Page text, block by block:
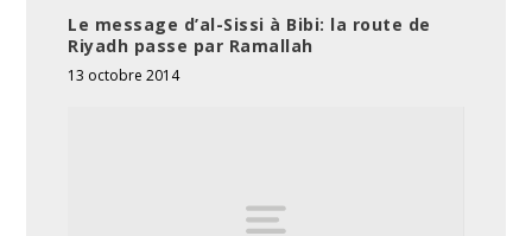
Le message d’al-Sissi à Bibi: la route de
Riyadh passe par Ramallah
13 octobre 2014